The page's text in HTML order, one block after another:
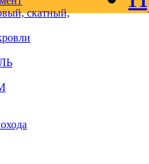
скатный,